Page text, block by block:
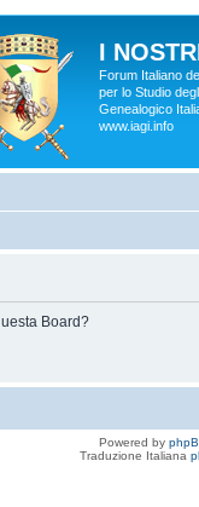
I
Forum Italiano
per lo Studio
Genealogico
www.iagi.info
Board?
Powered by
Traduzione Italiana